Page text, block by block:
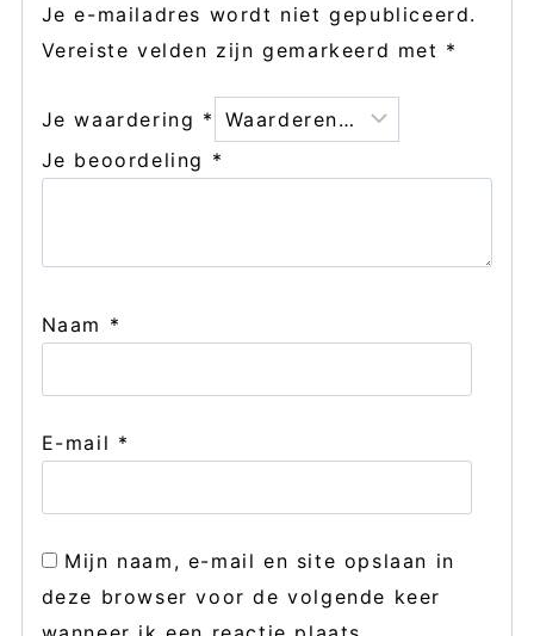
Je e-mailadres wordt niet gepubliceerd.
Vereiste velden zijn gemarkeerd met *
Je waardering *
Je beoordeling *
Naam *
E-mail *
Mijn naam, e-mail en site opslaan in
deze browser voor de volgende keer